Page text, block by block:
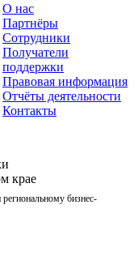
О нас
Партнёры
Сотрудники
Получатели
поддержки
Правовая информация
Отчёты деятельности
Контакты
крае
бизнес-